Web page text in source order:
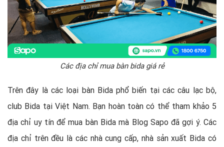
Các địa chỉ mua bàn bida giá rẻ
Trên đây là các loại bàn Bida phổ biến tại các câu lạc bộ,
club Bida tại Việt Nam. Bạn hoàn toàn có thể tham khảo 5
địa chỉ uy tín để mua bàn Bida mà Blog Sapo đã gợi ý. Các
địa chỉ trên đều là các nhà cung cấp, nhà sản xuất Bida có